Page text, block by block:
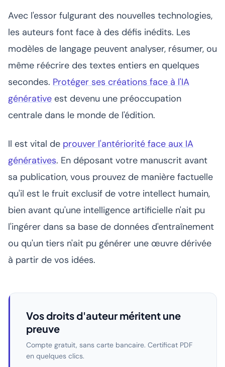
Avec l'essor fulgurant des nouvelles technologies,
les auteurs font face à des défis inédits. Les
modèles de langage peuvent analyser, résumer, ou
même réécrire des textes entiers en quelques
secondes. Protéger ses créations face à l'IA
générative est devenu une préoccupation
centrale dans le monde de l'édition.
Il est vital de prouver l'antériorité face aux IA
génératives. En déposant votre manuscrit avant
sa publication, vous prouvez de manière factuelle
qu'il est le fruit exclusif de votre intellect humain,
bien avant qu'une intelligence artificielle n'ait pu
l'ingérer dans sa base de données d'entraînement
ou qu'un tiers n'ait pu générer une œuvre dérivée
à partir de vos idées.
Vos droits d'auteur méritent une
preuve
Compte gratuit, sans carte bancaire. Certificat PDF
en quelques clics.